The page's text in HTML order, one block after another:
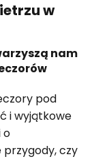
w
nam
pod
i wyjątkowe
o
czy